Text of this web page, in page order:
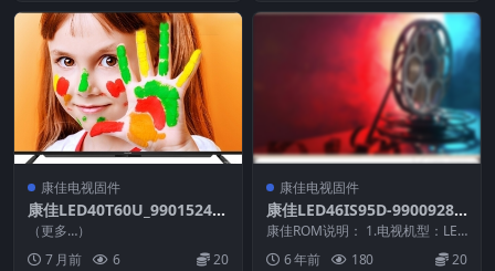
康佳电视固件
康佳LED40T60U_99015240_
V2.0.03_71003281_2015072
1_202854_U盘刷机固件
（更多…）
7 月前
6 20
康佳电视固件
康佳LED46IS95D-99009280
-V1.0.03原厂系统刷机电视固
件包下载
康佳ROM说明： 1.电视机型：LED
46IS95D 2.物料号：9900928...
6 年前 180 20